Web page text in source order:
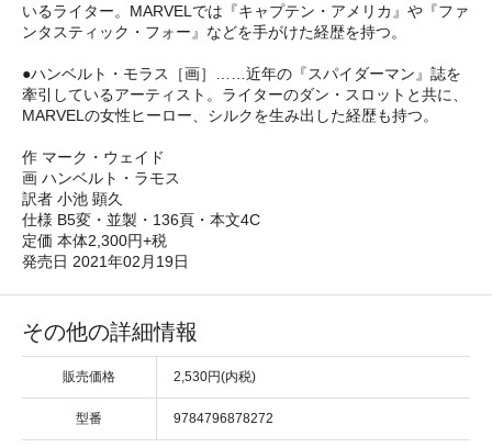
いるライター。MARVELでは『キャプテン・アメリカ』や『ファ
ンタスティック・フォー』などを手がけた経歴を持つ。
●ハンベルト・モラス［画］……近年の『スパイダーマン』誌を
牽引しているアーティスト。ライターのダン・スロットと共に、
MARVELの女性ヒーロー、シルクを生み出した経歴も持つ。
作 マーク・ウェイド
画 ハンベルト・ラモス
訳者 小池 顕久
仕様 B5変・並製・136頁・本文4C
定価 本体2,300円+税
発売日 2021年02月19日
その他の詳細情報
販売価格 2,530円(内税)
型番 9784796878272